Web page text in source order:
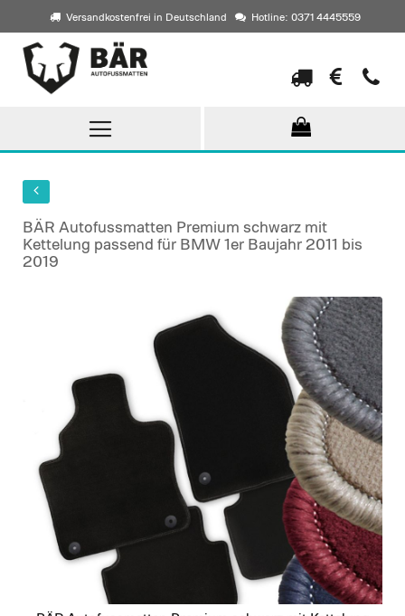
Versandkostenfrei in Deutschland Hotline: 0371 4445559
Direkt
zum
Inhalt
BÄR Autofussmatten Premium schwarz mit
Kettelung passend für BMW 1er Baujahr 2011 bis
2019
images
gallery